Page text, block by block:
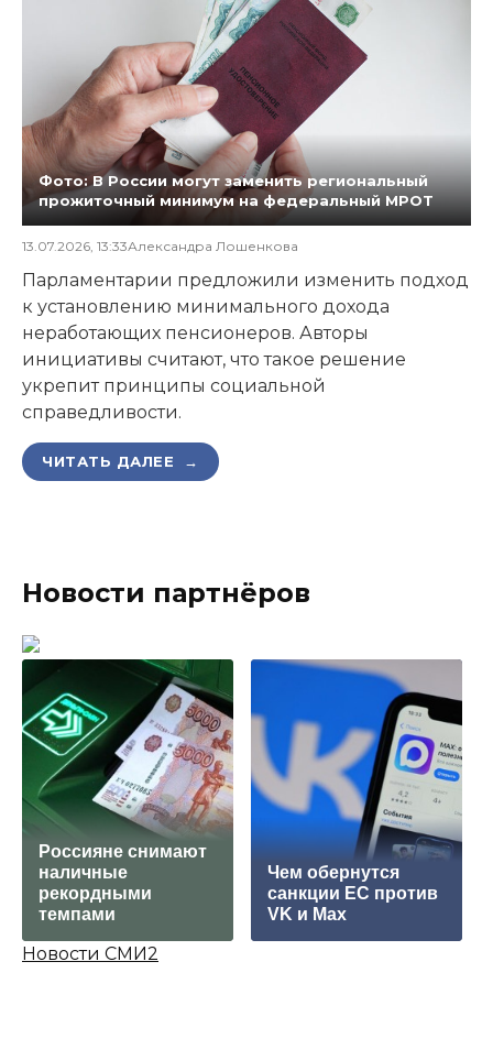
Фото: В России могут заменить региональный
прожиточный минимум на федеральный МРОТ
13.07.2026, 13:33Александра Лошенкова
Парламентарии предложили изменить подход
к установлению минимального дохода
неработающих пенсионеров. Авторы
инициативы считают, что такое решение
укрепит принципы социальной
справедливости.
ЧИТАТЬ ДАЛЕЕ →
Новости партнёров
Россияне снимают
наличные
рекордными
темпами
Чем обернутся
санкции ЕС против
VK и Max
Новости СМИ2